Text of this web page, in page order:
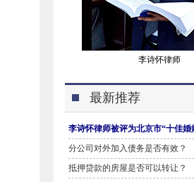
李诗怀律师
最新推荐
李诗怀律师被评为北京市“十佳婚
分公司对外加入债务是否有效？
抵押贷款的房屋是否可以转让？